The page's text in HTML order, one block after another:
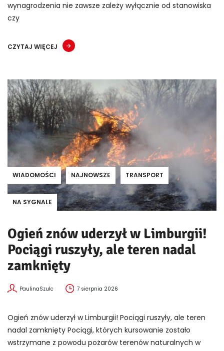
wynagrodzenia nie zawsze zależy wyłącznie od stanowiska
czy
CZYTAJ WIĘCEJ
WIADOMOŚCI NAJNOWSZE TRANSPORT
NA SYGNALE
Ogień znów uderzył w Limburgii!
Pociągi ruszyły, ale teren nadal
zamknięty
PaulinaSzulc 7 sierpnia 2026
Ogień znów uderzył w Limburgii! Pociągi ruszyły, ale teren
nadal zamknięty Pociągi, których kursowanie zostało
wstrzymane z powodu pożarów terenów naturalnych w